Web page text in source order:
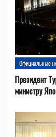
Официальные
Президент
министру